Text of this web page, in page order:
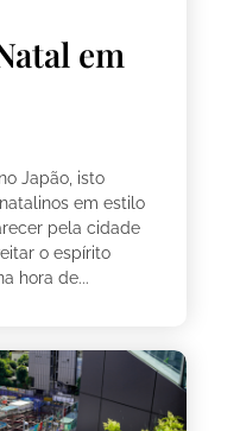
em
Japão, isto
em estilo
pela cidade
o espírito
hora de...